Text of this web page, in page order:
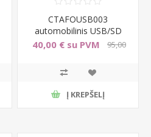
CTAFOUSB003
automobilinis USB/SD
adapteris Ford (iki 2004)
40,00 € su PVM
95,00
Į KREPŠELĮ